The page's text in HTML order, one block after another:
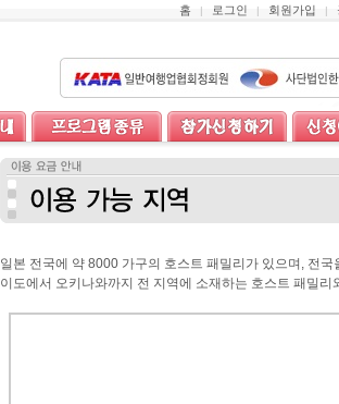
홈 | 로그인 | 회원가입 |
일본 전국에 약 8000 가구의 호스트 패밀리가 있으며, 전
이도에서 오키나와까지 전 지역에 소재하는 호스트 패밀